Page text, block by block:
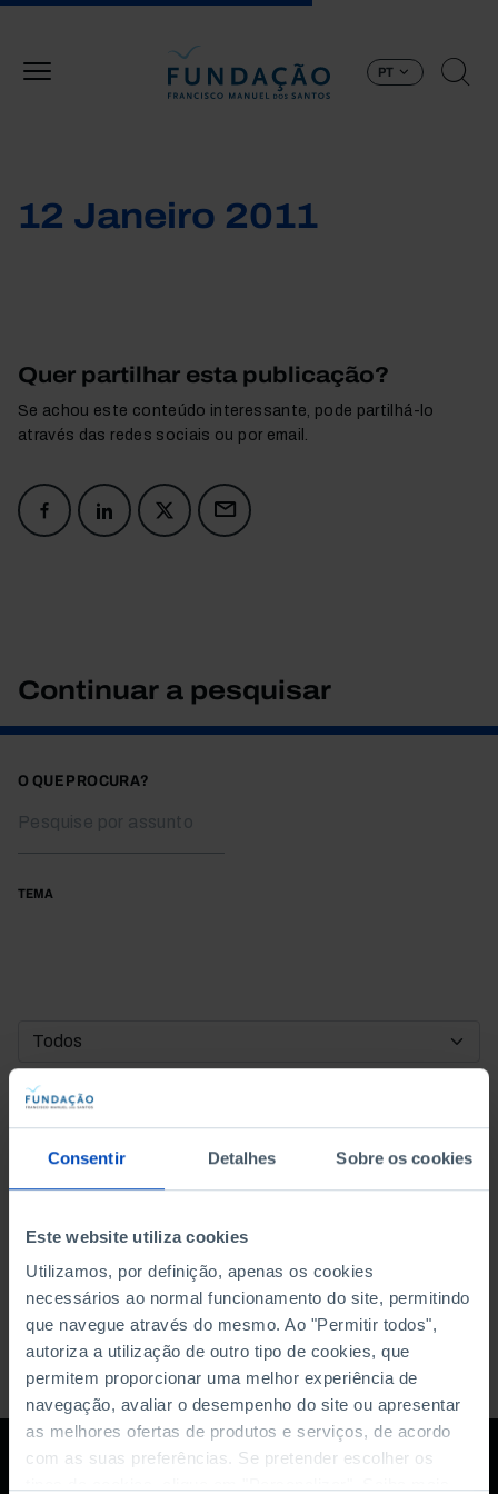
Consentir Detalhes Sobre os cookies
Este website utiliza cookies
Utilizamos, por definição, apenas os cookies
necessários ao normal funcionamento do site, permitindo
que navegue através do mesmo. Ao "Permitir todos",
autoriza a utilização de outro tipo de cookies, que
permitem proporcionar uma melhor experiência de
navegação, avaliar o desempenho do site ou apresentar
as melhores ofertas de produtos e serviços, de acordo
com as suas preferências. Se pretender escolher os
PT
12 Janeiro 2011
Quer partilhar esta publicação?
Se achou este conteúdo interessante, pode partilhá-lo
através das redes sociais ou por email.
Continuar a pesquisar
O QUE PROCURA?
TEMA
DATA DE INÍCIO
DATA DE FIM